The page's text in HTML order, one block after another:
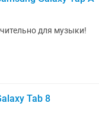
для музыки!
Tab 8